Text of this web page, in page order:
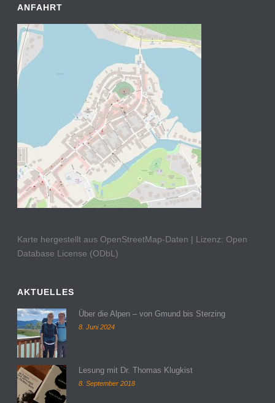
ANFAHRT
Karte hergestellt aus OpenStreetMap-Daten | Lizenz: Open
Database License (ODbL)
AKTUELLES
Über die Alpen – von Gmund bis Sterzing
8. Juni 2024
Lesung mit Dr. Thomas Klugkist
8. September 2018